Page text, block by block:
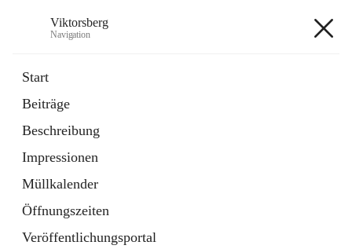
Viktorsberg
Navigation
Start
Beiträge
Beschreibung
Impressionen
Müllkalender
Öffnungszeiten
Veröffentlichungsportal
1 Schnellzugriff
Bürgerservice
10 Schnellzugriffe